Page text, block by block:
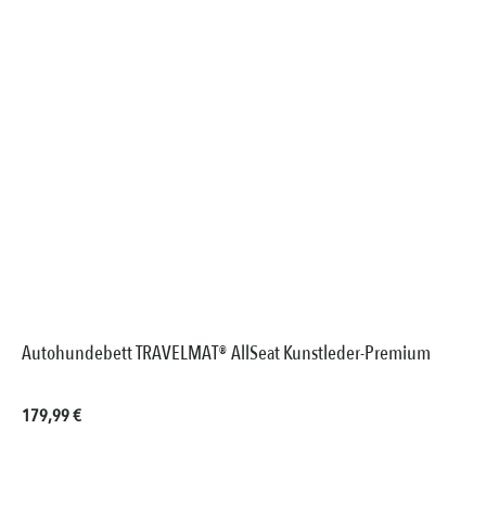
Autohundebett TRAVELMAT® AllSeat Kunstleder-Premium
Regulärer Preis:
179,99 €